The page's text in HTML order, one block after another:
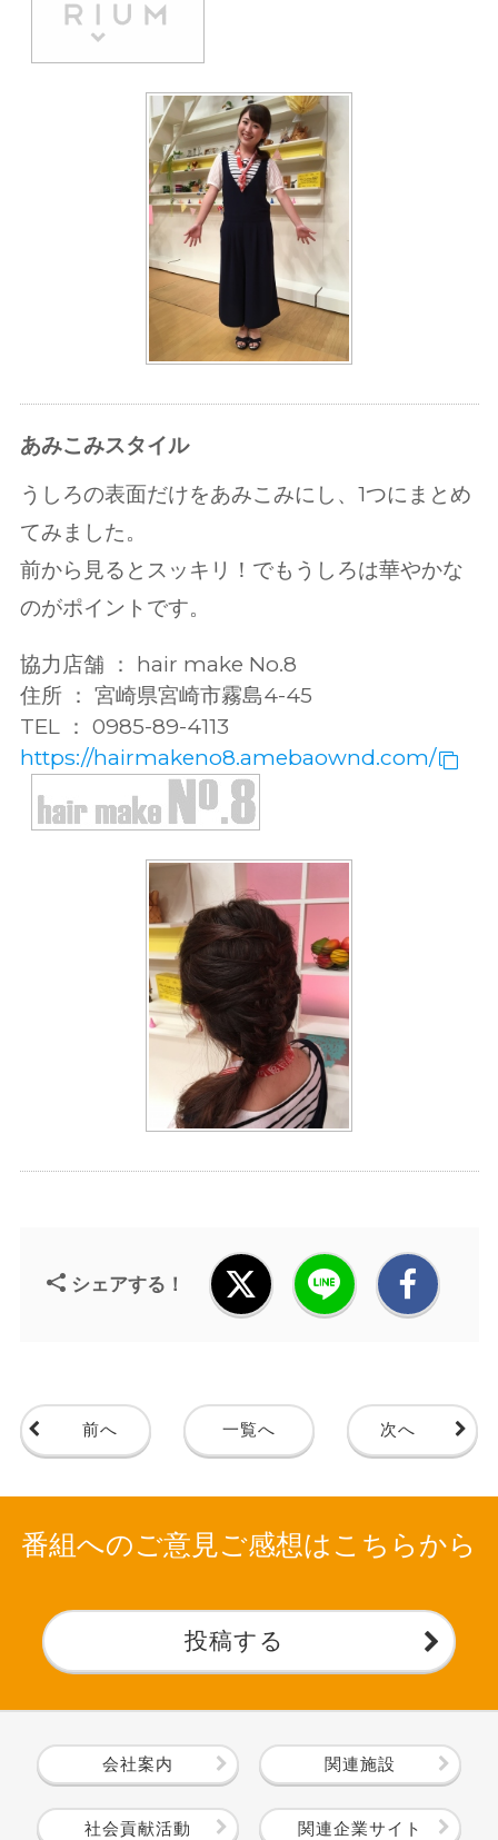
あみこみスタイル
うしろの表面だけをあみこみにし、1つにまとめ
てみました。
前から見るとスッキリ！でもうしろは華やかな
のがポイントです。
協力店舗 ： hair make No.8
住所 ： 宮崎県宮崎市霧島4-45
TEL ： 0985-89-4113
https://hairmakeno8.amebaownd.com/
シェアする！
前へ 一覧へ 次へ
番組へのご意見ご感想はこちらから
投稿する
会社案内 関連施設
社会貢献活動 関連企業サイト